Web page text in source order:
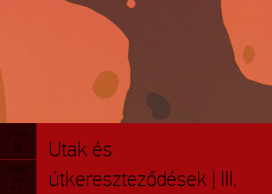
június
5.
szept.
27.
Utak és
útkereszteződések | III.